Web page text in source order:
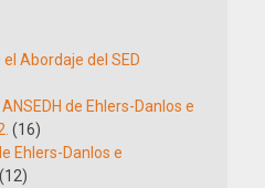
Abordaje del SED
de Ehlers-Danlos e
(16)
Ehlers-Danlos e
(12)